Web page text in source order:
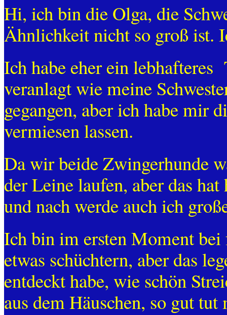
Hi, ich bin die Olga, die
Ähnlichkeit nicht so groß ist.
Ich habe eher ein
veranlagt wie meine
gegangen, aber ich habe mir
vermiesen lassen.
Da wir beide Zwingerhunde
der Leine laufen, aber das
und nach werde auch ich
Ich bin im ersten Moment bei
etwas schüchtern, aber das
entdeckt habe, wie schön
aus dem Häuschen, so gut tut